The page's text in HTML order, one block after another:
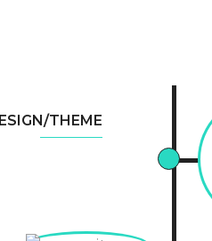
THEME